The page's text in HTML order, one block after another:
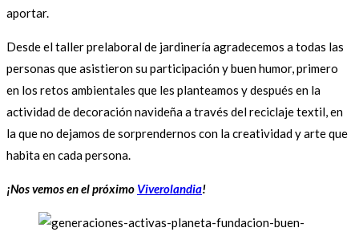
aportar.
Desde el taller prelaboral de jardinería agradecemos a todas las
personas que asistieron su participación y buen humor, primero
en los retos ambientales que les planteamos y después en la
actividad de decoración navideña a través del reciclaje textil, en
la que no dejamos de sorprendernos con la creatividad y arte que
habita en cada persona.
¡Nos vemos en el próximo Viverolandia!